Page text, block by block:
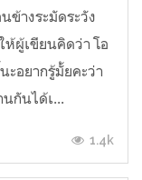
ข้างระมัดระวัง
ห้ผู้เขียนคิดว่า โอ
อยากรู้มั้ยคะว่า
กันได้เ...
1.4k